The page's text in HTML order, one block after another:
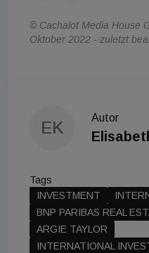
© Cachalot Media House
Oktober 2022 - zuletzt
EK
Autor
Tags
INVESTMENT
BNP PARIBAS REAL
ARGIE TAYLOR
INTERNATIONAL